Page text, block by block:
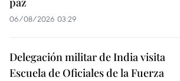
06/08/2026 03:29
Delegación militar de India visita
Escuela de Oficiales de la Fuerza